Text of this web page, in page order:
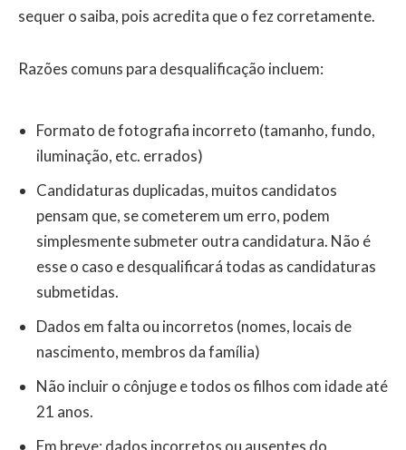
sequer o saiba, pois acredita que o fez corretamente.
Razões comuns para desqualificação incluem:
Formato de fotografia incorreto (tamanho, fundo,
iluminação, etc. errados)
Candidaturas duplicadas, muitos candidatos
pensam que, se cometerem um erro, podem
simplesmente submeter outra candidatura. Não é
esse o caso e desqualificará todas as candidaturas
submetidas.
Dados em falta ou incorretos (nomes, locais de
nascimento, membros da família)
Não incluir o cônjuge e todos os filhos com idade até
21 anos.
Em breve: dados incorretos ou ausentes do